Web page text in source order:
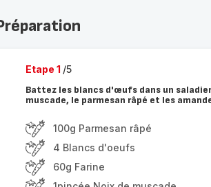
Etape 1 /5
Battez les blancs d'œufs dans un
muscade, le parmesan râpé et les
100g Parmesan râpé
4 Blancs d'oeufs
60g Farine